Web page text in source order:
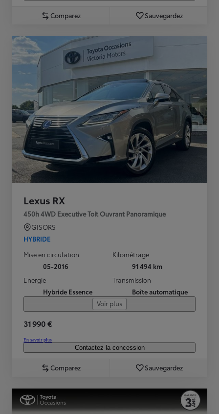
Comparez Sauvegardez
Lexus RX
450h 4WD Executive Toit Ouvrant Panoramique
GISORS
HYBRIDE
Mise en circulation
05-2016
Kilométrage
91 494 km
Energie
Hybride Essence
Transmission
Boîte automatique
Voir plus
31 990 €
En savoir plus
Contactez la concession
Comparez Sauvegardez